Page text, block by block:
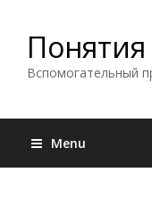
Вспомогательный
Menu